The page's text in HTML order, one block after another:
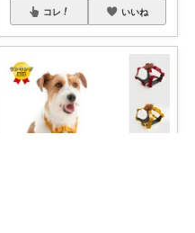
コレ いいね